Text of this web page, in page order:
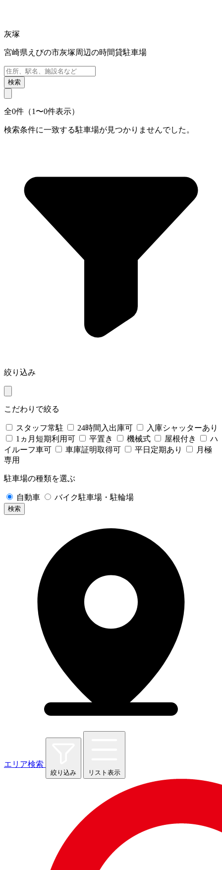
灰塚
宮崎県えびの市灰塚周辺の時間貸駐車場
検索
全0件（1〜0件表示）
検索条件に一致する駐車場が見つかりませんでした。
絞り込み
こだわりで絞る
スタッフ常駐 24時間入出庫可
入庫シャッターあり
1ヵ月短期利用可
平置き 機械式 屋根付き
ハ
イルーフ車可
車庫証明取得可 平日定期あり
月極
専用
駐車場の種類を選ぶ
自動車 バイク駐車場・駐輪場
検索
エリア検索
絞り込み リスト表示